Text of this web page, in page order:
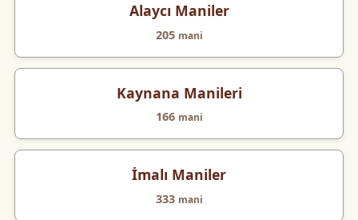
Alaycı Maniler
205 mani
Kaynana Manileri
166 mani
İmalı Maniler
333 mani